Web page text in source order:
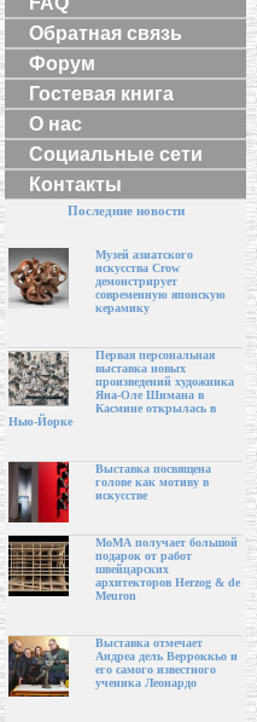
Обратная связь
Форум
Гостевая книга
О нас
Социальные сети
Контакты
Последние новости
Музей азиатского
искусства Crow
демонстрирует
современную японскую
керамику
Первая персональная
выставка новых
произведений художника
Яна-Оле Шимана в
Касмине открылась в
Нью-Йорке
Выставка посвящена
голове как мотиву в
искусстве
МоМА получает большой
подарок от работ
швейцарских
архитекторов Herzog & de
Meuron
Выставка отмечает
Андреа дель Верроккьо и
его самого известного
ученика Леонардо